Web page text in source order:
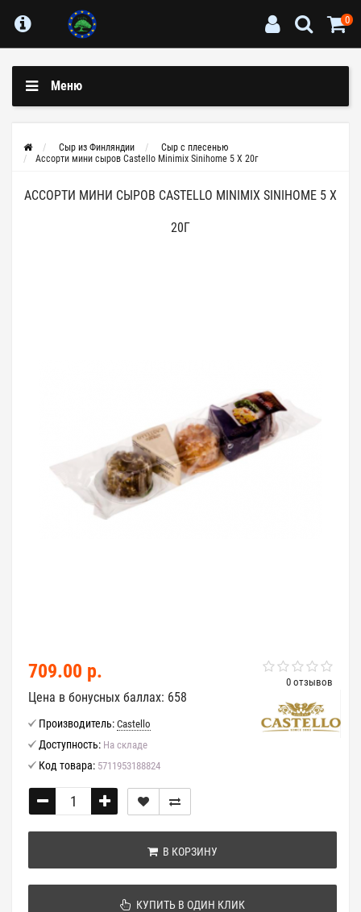
0
Меню
Сыр из Финляндии
Сыр с плесенью
Ассорти мини сыров Castello Minimix Sinihome 5 X 20г
АССОРТИ МИНИ СЫРОВ CASTELLO MINIMIX SINIHOME 5 X
20Г
0 отзывов
709.00 р.
Цена в бонусных баллах: 658
Производитель: Castello
Доступность: На складе
Код товара: 5711953188824
В КОРЗИНУ
КУПИТЬ В ОДИН КЛИК